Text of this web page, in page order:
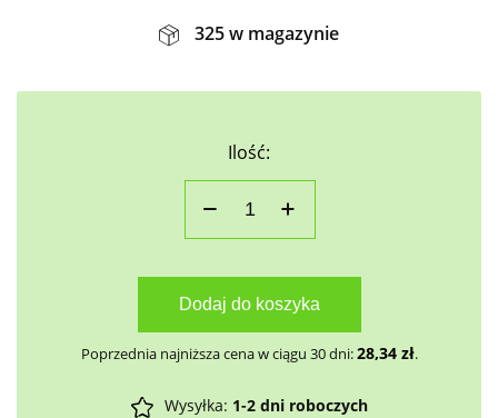
325 w magazynie
Ilość:
Dodaj do koszyka
Poprzednia najniższa cena w ciągu 30 dni:28,34 zł.
Wysyłka: 1-2 dni roboczych